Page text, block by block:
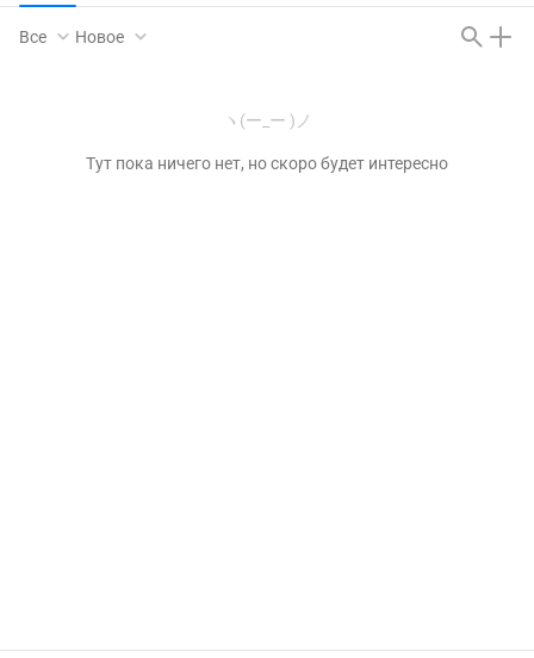
Все Новое
ヽ(ー_ー )ノ
Тут пока ничего нет, но скоро будет интересно